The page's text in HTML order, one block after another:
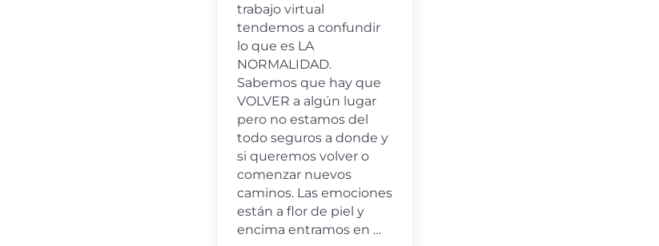
trabajo virtual
tendemos a confundir
lo que es LA
NORMALIDAD.
Sabemos que hay que
VOLVER a algún lugar
pero no estamos del
todo seguros a donde y
si queremos volver o
comenzar nuevos
caminos. Las emociones
están a flor de piel y
encima entramos en …